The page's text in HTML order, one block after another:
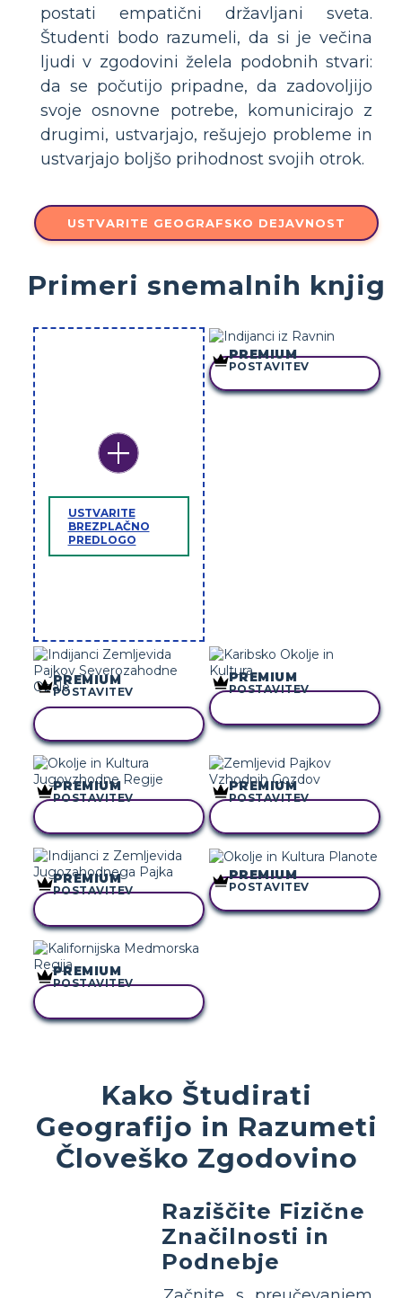
postati empatični državljani sveta.
Študenti bodo razumeli, da si je večina
ljudi v zgodovini želela podobnih stvari:
da se počutijo pripadne, da zadovoljijo
svoje osnovne potrebe, komunicirajo z
drugimi, ustvarjajo, rešujejo probleme in
ustvarjajo boljšo prihodnost svojih otrok.
USTVARITE GEOGRAFSKO DEJAVNOST
Primeri snemalnih knjig
USTVARITE
BREZPLAČNO
PREDLOGO
KOPIRAJ TO ZGODBO
PREMIUM
POSTAVITEV
PREMIUM
POSTAVITEV
PREMIUM
POSTAVITEV
PREMIUM
POSTAVITEV
PREMIUM
POSTAVITEV
PREMIUM
POSTAVITEV KOPIRAJ TO ZGODBO
PREMIUM
POSTAVITEV
PREMIUM
POSTAVITEV
Kako Študirati
Geografijo in Razumeti
Človeško Zgodovino
Raziščite Fizične
Značilnosti in
Podnebje